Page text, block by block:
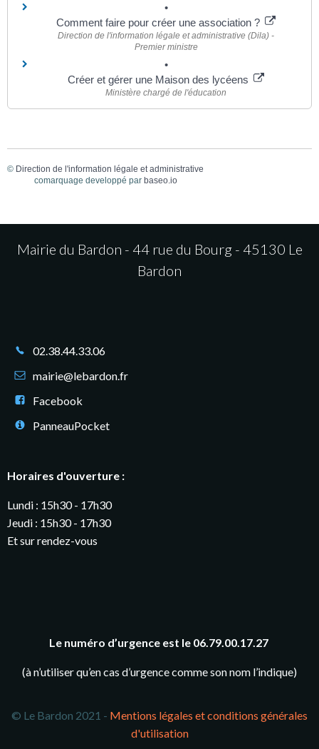
Comment faire pour créer une association ?
Direction de l'information légale et administrative (Dila) -
Premier ministre
Créer et gérer une Maison des lycéens
Ministère chargé de l'éducation
© Direction de l'information légale et administrative
comarquage developpé par baseo.io
Mairie du Bardon - 44 rue du Bourg - 45130 Le
Bardon
02.38.44.33.06
mairie@lebardon.fr
Facebook
PanneauPocket
Horaires d'ouverture :
Lundi : 15h30 - 17h30
Jeudi : 15h30 - 17h30
Et sur rendez-vous
Le numéro d’urgence est le 06.79.00.17.27
(à n’utiliser qu’en cas d’urgence comme son nom l’indique)
© Le Bardon 2021 - Mentions légales et conditions générales
d'utilisation